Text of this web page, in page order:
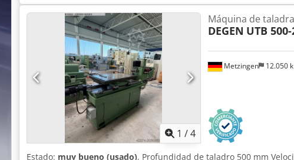
1 /4
Metzingen 12.050
Máquina de
DEGEN UTB 500-
Estado: muy bueno (usado), Profundidad de taladro 500 mm